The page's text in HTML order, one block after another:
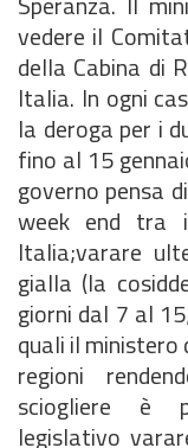
vedere il
della Cabina di
Italia. In ogni
la deroga per i
fino al 15
governo pensa
week end
Italia;varare
gialla (la
giorni dal 7 al
quali il ministero
regioni
sciogliere è
legislativo